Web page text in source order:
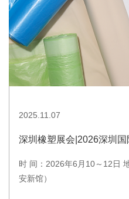
2025.11.07
深圳橡塑展会|2026深圳
时 间：2026年6月10～12日
安新馆）